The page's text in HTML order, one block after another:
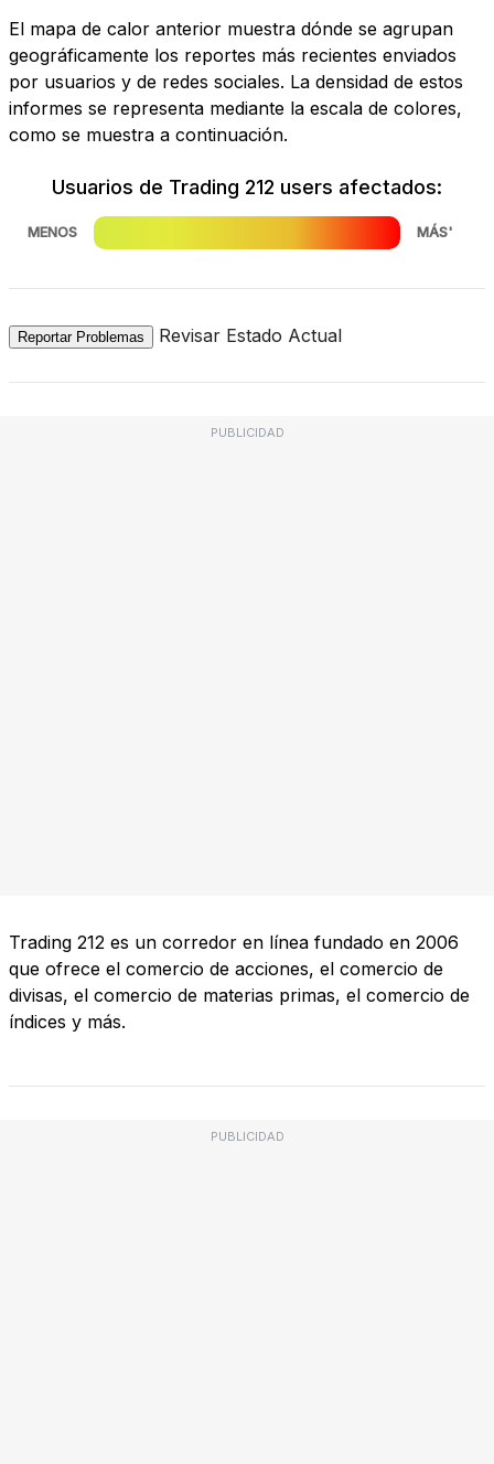
El mapa de calor anterior muestra dónde se agrupan
geográficamente los reportes más recientes enviados
por usuarios y de redes sociales. La densidad de estos
informes se representa mediante la escala de colores,
como se muestra a continuación.
Usuarios de Trading 212 users afectados:
MENOS MÁS'
Reportar Problemas Revisar Estado Actual
PUBLICIDAD
Trading 212 es un corredor en línea fundado en 2006
que ofrece el comercio de acciones, el comercio de
divisas, el comercio de materias primas, el comercio de
índices y más.
PUBLICIDAD